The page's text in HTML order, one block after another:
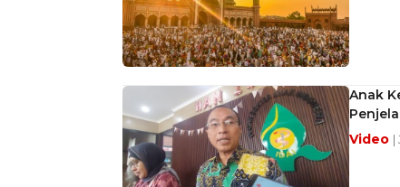
Anak
Video |